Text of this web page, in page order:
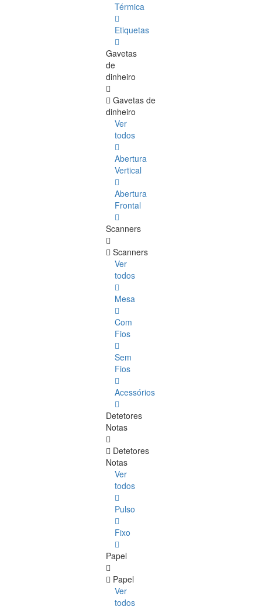
Térmica
Etiquetas
Gavetas
de
dinheiro
Gavetas de
dinheiro
Ver
todos
Abertura
Vertical
Abertura
Frontal
Scanners
Scanners
Ver
todos
Mesa
Com
Fios
Sem
Fios
Acessórios
Detetores
Notas
Detetores
Notas
Ver
todos
Pulso
Fixo
Papel
Papel
Ver
todos